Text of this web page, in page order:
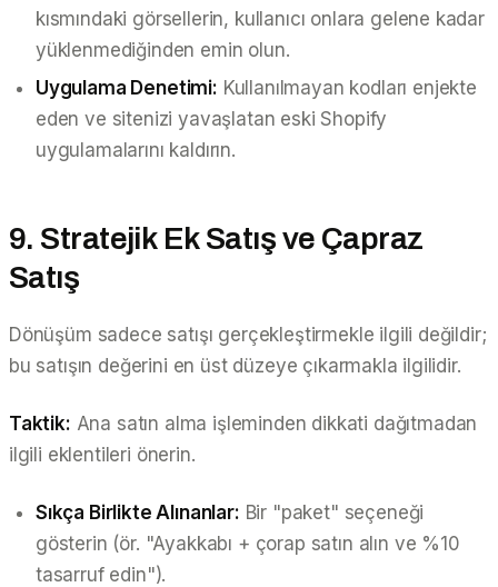
kısmındaki görsellerin, kullanıcı onlara gelene kadar
yüklenmediğinden emin olun.
Uygulama Denetimi: Kullanılmayan kodları enjekte
eden ve sitenizi yavaşlatan eski Shopify
uygulamalarını kaldırın.
9. Stratejik Ek Satış ve Çapraz
Satış
Dönüşüm sadece satışı gerçekleştirmekle ilgili değildir;
bu satışın değerini en üst düzeye çıkarmakla ilgilidir.
Taktik: Ana satın alma işleminden dikkati dağıtmadan
ilgili eklentileri önerin.
Sıkça Birlikte Alınanlar: Bir "paket" seçeneği
gösterin (ör. "Ayakkabı + çorap satın alın ve %10
tasarruf edin").